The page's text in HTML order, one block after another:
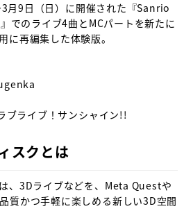
月9日（日）に開催された『Sanrio
のライブ4曲とMCパートを新たに
に再編集した体験版。
ライブ！サンシャイン!!
スクとは
、3Dライブなどを、Meta Questや
質かつ手軽に楽しめる新しい3D空間